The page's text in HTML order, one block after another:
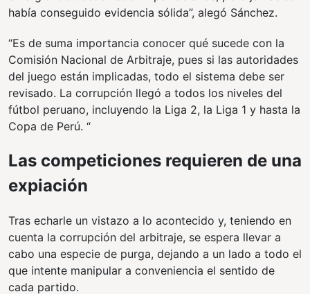
había conseguido evidencia sólida”, alegó Sánchez.
“Es de suma importancia conocer qué sucede con la
Comisión Nacional de Arbitraje, pues si las autoridades
del juego están implicadas, todo el sistema debe ser
revisado. La corrupción llegó a todos los niveles del
fútbol peruano, incluyendo la Liga 2, la Liga 1 y hasta la
Copa de Perú. “
Las competiciones requieren de una
expiación
Tras echarle un vistazo a lo acontecido y, teniendo en
cuenta la corrupción del arbitraje, se espera llevar a
cabo una especie de purga, dejando a un lado a todo el
que intente manipular a conveniencia el sentido de
cada partido.